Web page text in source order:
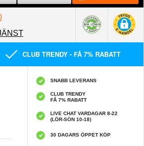
CLUB TRENDY - FÅ 7% RABATT
SNABB LEVERANS
CLUB TRENDY
FÅ 7% RABATT
LIVE CHAT VARDAGAR 8-22
(LÖR-SÖN 10-18)
30 DAGARS ÖPPET KÖP